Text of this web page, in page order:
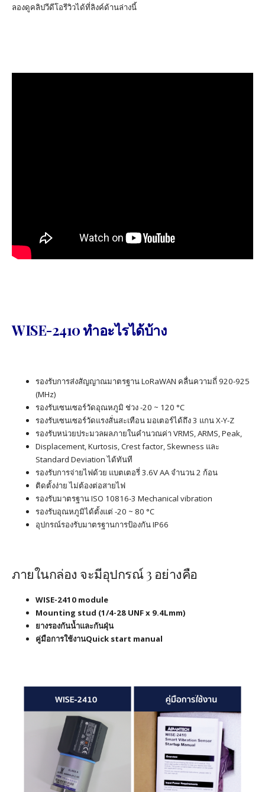
ลองดูคลิปวีดีโอรีวิวได้ที่ลิงค์ด้านล่างนี้
WISE-2410 ทำอะไรได้บ้าง
รองรับการส่งสัญญาณมาตรฐาน LoRaWAN คลื่นความถี่ 920-925
(MHz)
รองรับเซนเซอร์วัดอุณหภูมิ ช่วง -20 ~ 120 °C
รองรับเซนเซอร์วัดแรงสั่นสะเทือน มอเตอร์ได้ถึง 3 แกน X-Y-Z
รองรับหน่วยประมวลผลภายในคำนวณค่า VRMS, ARMS, Peak,
Displacement, Kurtosis, Crest factor, Skewness และ
Standard Deviation ได้ทันที
รองรับการจ่ายไฟด้วย แบตเตอรี่ 3.6V AA จำนวน 2 ก้อน
ติดตั้งง่าย ไม่ต้องต่อสายไฟ
รองรับมาตรฐาน ISO 10816-3 Mechanical vibration
รองรับอุณหภูมิได้ตั้งแต่ -20 ~ 80 °C
อุปกรณ์รองรับมาตรฐานการป้องกัน IP66
ภายในกล่อง จะมีอุปกรณ์ 3 อย่างคือ
WISE-2410 module
Mounting stud (1/4-28 UNF x 9.4Lmm)
ยางรองกันน้ำและกันฝุ่น
คู่มือการใช้งานQuick start manual